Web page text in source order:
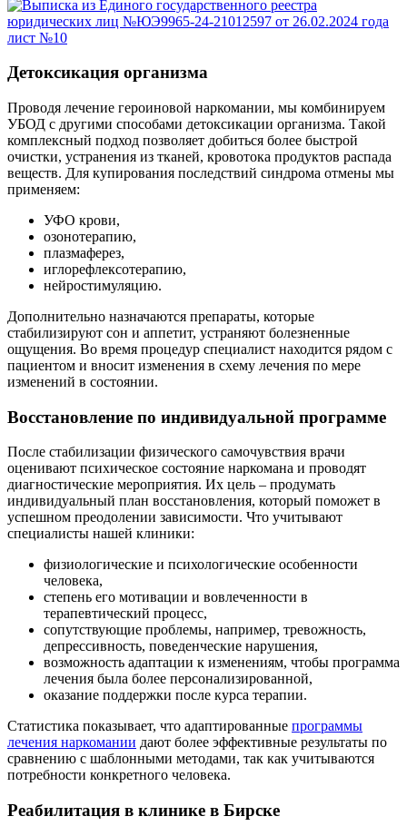
Детоксикация организма
Проводя лечение героиновой наркомании, мы комбинируем
УБОД с другими способами детоксикации организма. Такой
комплексный подход позволяет добиться более быстрой
очистки, устранения из тканей, кровотока продуктов распада
веществ. Для купирования последствий синдрома отмены мы
применяем:
УФО крови,
озонотерапию,
плазмаферез,
иглорефлексотерапию,
нейростимуляцию.
Дополнительно назначаются препараты, которые
стабилизируют сон и аппетит, устраняют болезненные
ощущения. Во время процедур специалист находится рядом с
пациентом и вносит изменения в схему лечения по мере
изменений в состоянии.
Восстановление по индивидуальной программе
После стабилизации физического самочувствия врачи
оценивают психическое состояние наркомана и проводят
диагностические мероприятия. Их цель – продумать
индивидуальный план восстановления, который поможет в
успешном преодолении зависимости. Что учитывают
специалисты нашей клиники:
физиологические и психологические особенности
человека,
степень его мотивации и вовлеченности в
терапевтический процесс,
сопутствующие проблемы, например, тревожность,
депрессивность, поведенческие нарушения,
возможность адаптации к изменениям, чтобы программа
лечения была более персонализированной,
оказание поддержки после курса терапии.
Статистика показывает, что адаптированные программы
лечения наркомании дают более эффективные результаты по
сравнению с шаблонными методами, так как учитываются
потребности конкретного человека.
Реабилитация в клинике в Бирске